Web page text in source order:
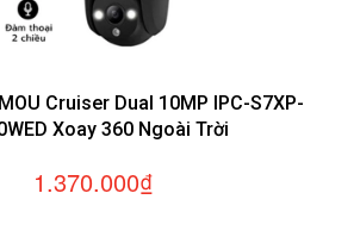
Cruiser Dual 10MP IPC-S7XP-
Xoay 360 Ngoài Trời
1.370.000₫